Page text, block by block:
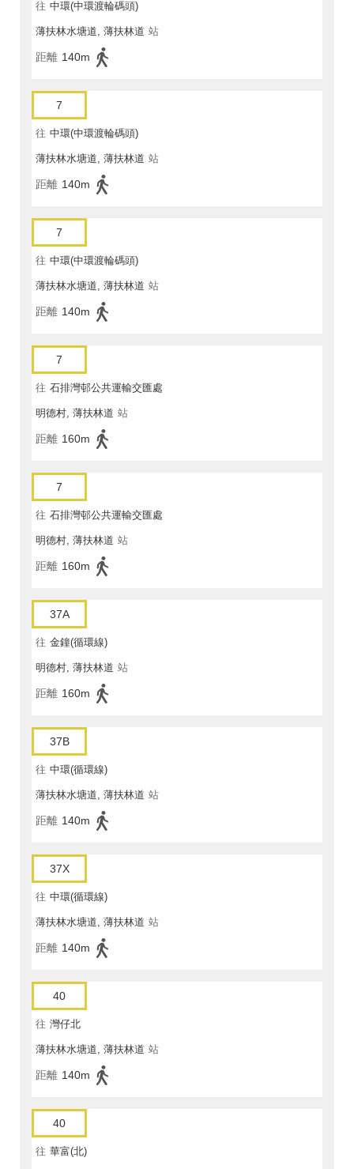
往 中環(中環渡輪碼頭)
薄扶林水塘道, 薄扶林道 站
距離 140m
7
往 中環(中環渡輪碼頭)
薄扶林水塘道, 薄扶林道 站
距離 140m
7
往 中環(中環渡輪碼頭)
薄扶林水塘道, 薄扶林道 站
距離 140m
7
往 石排灣邨公共運輸交匯處
明德村, 薄扶林道 站
距離 160m
7
往 石排灣邨公共運輸交匯處
明德村, 薄扶林道 站
距離 160m
37A
往 金鐘(循環線)
明德村, 薄扶林道 站
距離 160m
37B
往 中環(循環線)
薄扶林水塘道, 薄扶林道 站
距離 140m
37X
往 中環(循環線)
薄扶林水塘道, 薄扶林道 站
距離 140m
40
往 灣仔北
薄扶林水塘道, 薄扶林道 站
距離 140m
40
往 華富(北)